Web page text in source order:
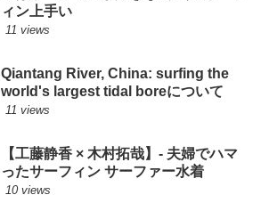
ィン上手い
11 views
Qiantang River, China: surfing the
world's largest tidal boreについて
11 views
【工藤静香 × 木村拓哉】- 夫婦でハマ
ったサーフィン サーファー水着
10 views